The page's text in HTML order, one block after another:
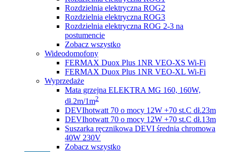
Rozdzielnia elektryczna ROG2
Rozdzielnia elektryczna ROG3
Rozdzielnia elektryczna ROG 2-3 na
postumencie
Zobacz wszystko
Wideodomofony
FERMAX Duox Plus 1NR VEO-XS Wi-Fi
FERMAX Duox Plus 1NR VEO-XL Wi-Fi
Wyprzedaże
Mata grzejna ELEKTRA MG 160, 160W,
dł.2m/1m2
DEVIhotwatt 70 o mocy 12W +70 st.C dł.23m
DEVIhotwatt 70 o mocy 12W +70 st.C dł.13m
Suszarka ręcznikowa DEVI średnia chromowa
40W 230V
Zobacz wszystko